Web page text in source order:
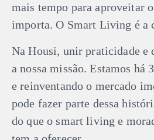
mais tempo para aproveitar
importa. O Smart Living é a
Na Housi, unir praticidade e
a nossa missão. Estamos há
e reinventando o mercado
pode fazer parte dessa
do que o smart living e